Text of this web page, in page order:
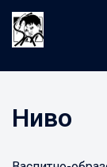
Skip
content
Ниво